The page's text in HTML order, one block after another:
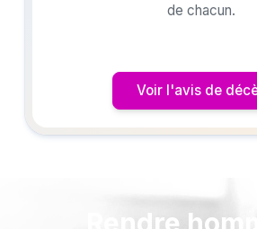
de chacun.
Voir l'avis de